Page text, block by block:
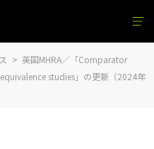
英国MHRA／「Comparator
studies」の更新（2024年